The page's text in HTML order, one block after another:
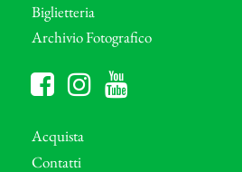
Biglietteria
Archivio Fotografico
Acquista
Contatti